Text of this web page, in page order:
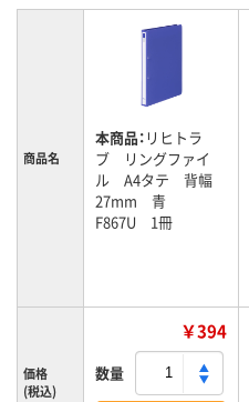
商品名
本商品： リヒトラ
ブ リングファイ
ル A4タテ 背幅
27mm 青
F867U 1冊
価格
(税込)
￥394
数量